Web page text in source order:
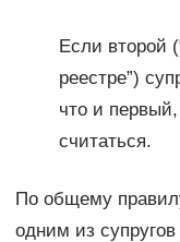
Если второй
реестре”)
что и
считаться.
По общему
одним из